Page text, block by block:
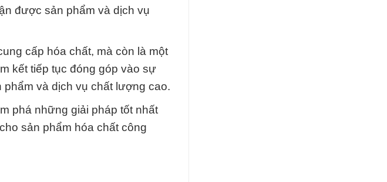
được sản phẩm và dịch vụ
cấp hóa chất, mà còn là một
kết tiếp tục đóng góp vào sự
và dịch vụ chất lượng cao.
phá những giải pháp tốt nhất
sản phẩm hóa chất công